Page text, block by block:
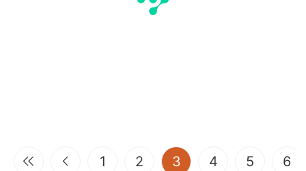
1 2 3(current)
4 5 6